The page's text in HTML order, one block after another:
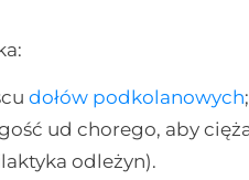
dołów podkolanowych;
ud chorego, aby
odleżyn).